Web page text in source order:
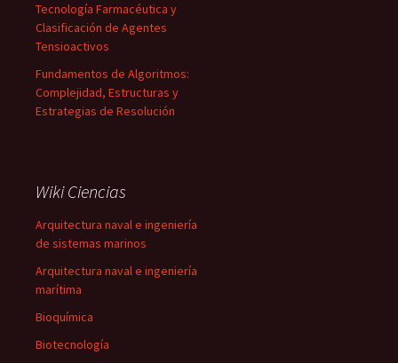
Tecnología Farmacéutica y
Clasificación de Agentes
Tensioactivos
Fundamentos de Algoritmos:
Complejidad, Estructuras y
Estrategias de Resolución
Wiki Ciencias
Arquitectura naval e ingeniería
de sistemas marinos
Arquitectura naval e ingeniería
marítima
Bioquímica
Biotecnología